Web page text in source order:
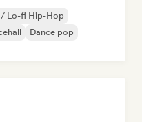
Lo-fi Hip-Hop
Dance pop